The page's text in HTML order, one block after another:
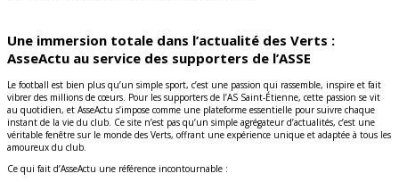
Une immersion totale dans l’actualité des Verts :
AsseActu au service des supporters de l’ASSE
Le football est bien plus qu’un simple sport, c’est une passion qui rassemble, inspire et fait
vibrer des millions de cœurs. Pour les supporters de l’AS Saint-Étienne, cette passion se vit
au quotidien, et AsseActu s’impose comme une plateforme essentielle pour suivre chaque
instant de la vie du club. Ce site n’est pas qu’un simple agrégateur d’actualités, c’est une
véritable fenêtre sur le monde des Verts, offrant une expérience unique et adaptée à tous les
amoureux du club.
Ce qui fait d’AsseActu une référence incontournable :